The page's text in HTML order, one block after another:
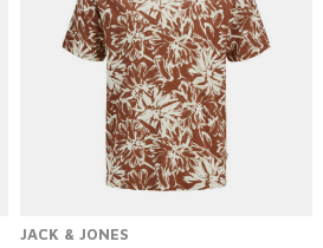
JACK & JONES